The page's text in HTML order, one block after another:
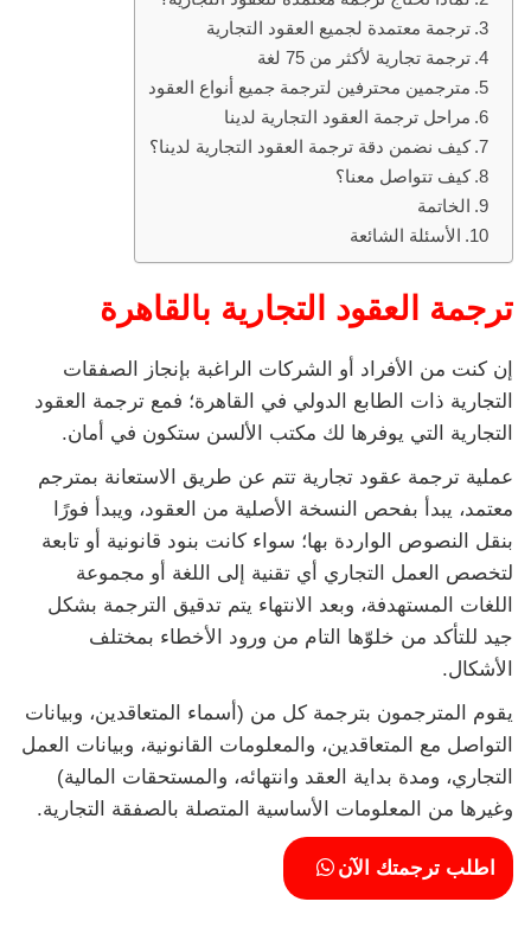
ترجمة معتمدة لجميع العقود التجارية
ترجمة تجارية لأكثر من 75 لغة
مترجمين محترفين لترجمة جميع أنواع العقود
مراحل ترجمة العقود التجارية لدينا
كيف نضمن دقة ترجمة العقود التجارية لدينا؟
كيف تتواصل معنا؟
الخاتمة
الأسئلة الشائعة
ترجمة العقود التجارية بالقاهرة
إن كنت من الأفراد أو الشركات الراغبة بإنجاز الصفقات
التجارية ذات الطابع الدولي في القاهرة؛ فمع ترجمة العقود
التجارية التي يوفرها لك مكتب الألسن ستكون في أمان.
عملية ترجمة عقود تجارية تتم عن طريق الاستعانة بمترجم
معتمد، يبدأ بفحص النسخة الأصلية من العقود، ويبدأ فورًا
بنقل النصوص الواردة بها؛ سواء كانت بنود قانونية أو تابعة
لتخصص العمل التجاري أي تقنية إلى اللغة أو مجموعة
اللغات المستهدفة، وبعد الانتهاء يتم تدقيق الترجمة بشكل
جيد للتأكد من خلوّها التام من ورود الأخطاء بمختلف
الأشكال.
يقوم المترجمون بترجمة كل من (أسماء المتعاقدين، وبيانات
التواصل مع المتعاقدين، والمعلومات القانونية، وبيانات العمل
التجاري، ومدة بداية العقد وانتهائه، والمستحقات المالية)
وغيرها من المعلومات الأساسية المتصلة بالصفقة التجارية.
اطلب ترجمتك الآن